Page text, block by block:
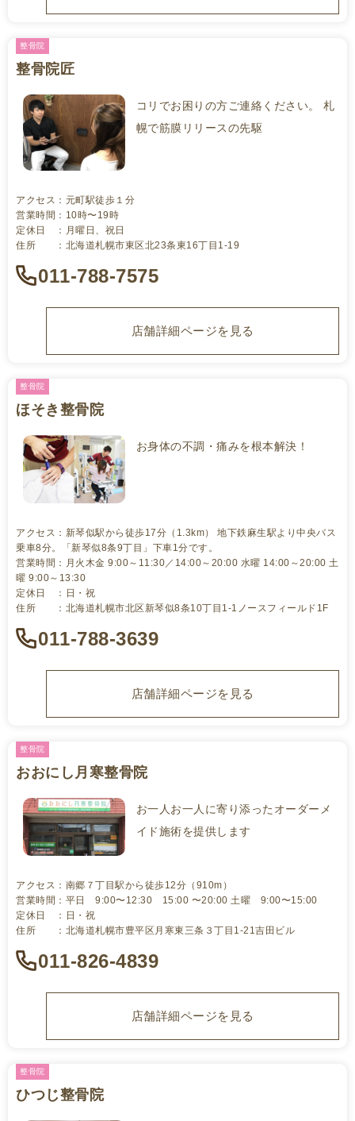
整骨院匠
整骨院
コリでお困りの方ご連絡ください。 札
幌で筋膜リリースの先駆
アクセス：元町駅徒歩１分
営業時間：10時〜19時
定休日 ：月曜日、祝日
住所 ：北海道札幌市東区北23条東16丁目1-19
011-788-7575
店舗詳細ページを見る
ほそき整骨院
整骨院
お身体の不調・痛みを根本解決！
アクセス：新琴似駅から徒歩17分（1.3km） 地下鉄麻生駅より中央バス
乗車8分。「新琴似8条9丁目」下車1分です。
営業時間：月火木金 9:00～11:30／14:00～20:00 水曜 14:00～20:00 土
曜 9:00～13:30
定休日 ：日・祝
住所 ：北海道札幌市北区新琴似8条10丁目1-1ノースフィールド1F
011-788-3639
店舗詳細ページを見る
おおにし月寒整骨院
整骨院
お一人お一人に寄り添ったオーダーメ
イド施術を提供します
アクセス：南郷７丁目駅から徒歩12分（910m）
営業時間：平日 9:00〜12:30 15:00 〜20:00 土曜 9:00〜15:00
定休日 ：日・祝
住所 ：北海道札幌市豊平区月寒東三条３丁目1-21吉田ビル
011-826-4839
店舗詳細ページを見る
ひつじ整骨院
整骨院